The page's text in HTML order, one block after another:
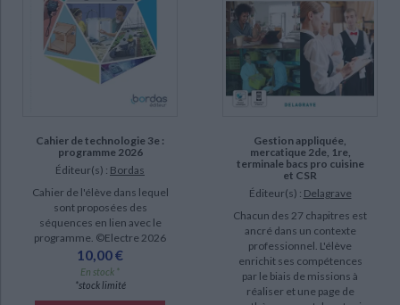
Cahier de technologie 3e :
programme 2026
Éditeur(s) : Bordas
Cahier de l'élève dans lequel
sont proposées des
séquences en lien avec le
programme. ©Electre 2026
10,00 €
En stock *
*stock limité
Gestion appliquée,
mercatique 2de, 1re,
terminale bacs pro cuisine
et CSR
Éditeur(s) : Delagrave
Chacun des 27 chapitres est
ancré dans un contexte
professionnel. L'élève
enrichit ses compétences
par le biais de missions à
réaliser et une page de